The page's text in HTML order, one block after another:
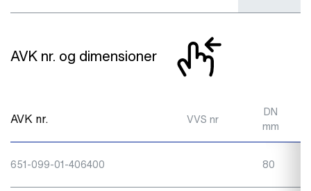
AVK nr. og dimensioner
AVK nr. VVS nr
DN
mm
651-099-01-406400 80